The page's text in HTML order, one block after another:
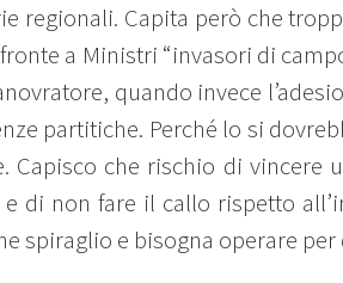
regionali. Capita però che
a Ministri “invasori di
quando invece
partitiche. Perché lo si
che rischio di vincere
di non fare il callo rispetto
spiraglio e bisogna operare per